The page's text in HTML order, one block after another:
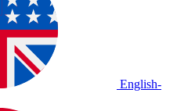
English-